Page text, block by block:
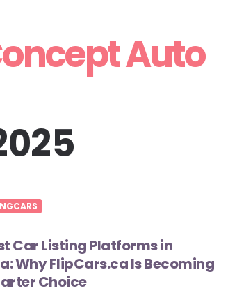
Auto
Car Listing Platforms in
Why FlipCars.ca Is Becoming
Choice